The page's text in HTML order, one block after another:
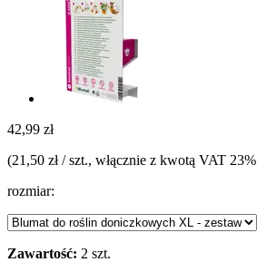
42,99 zł
(21,50 zł / szt., włącznie z kwotą VAT 23%
rozmiar:
Zawartość: 2 szt.